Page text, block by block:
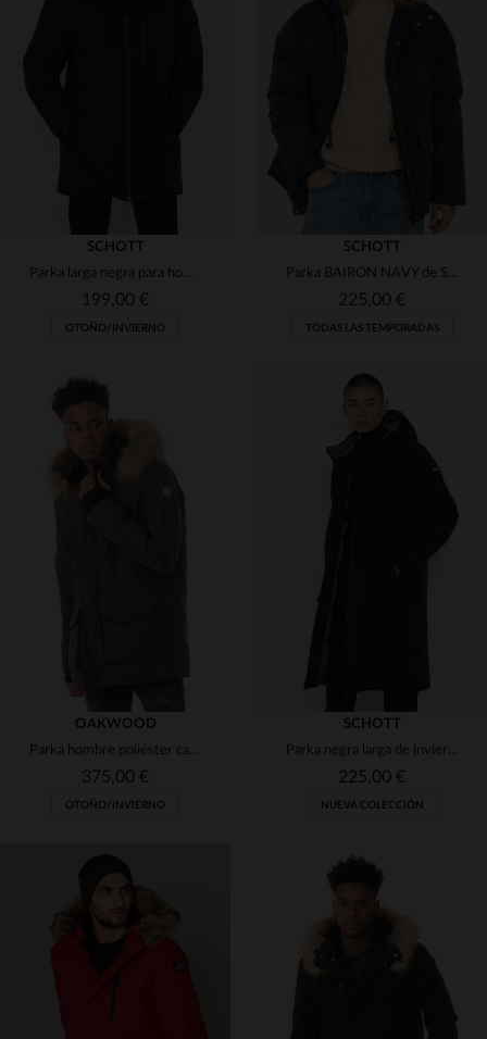
TALLAS DISPONIBLES
SCHOTT
Parka larga negra para hombre.
199,00 €
OTOÑO/INVIERNO
TALLAS DISPONIBLES
SCHOTT
Parka BAIRON NAVY de Schott: algodón y nylon, resistente y funcional.
225,00 €
TODAS LAS TEMPORADAS
TALLAS DISPONIBLES
M
OAKWOOD
Parka hombre poliéster caqui oscuro
375,00 €
OTOÑO/INVIERNO
TALLAS DISPONIBLES
SCHOTT
Parka negra larga de invierno
225,00 €
NUEVA COLECCIÓN